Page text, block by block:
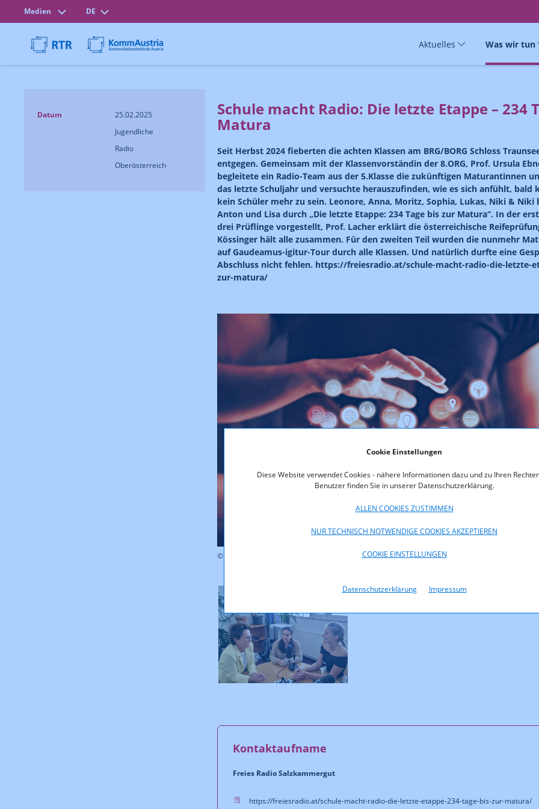
Cookie Einstellungen
Diese Website verwendet Cookies - nähere Informationen dazu und zu Ihren
Benutzer finden Sie in unserer Datenschutzerklärung.
ALLEN COOKIES ZUSTIMMEN
NUR TECHNISCH NOTWENDIGE COOKIES AKZEPTIEREN
COOKIE EINSTELLUNGEN
Datenschutzerklärung Impressum
Medien DE
Aktuelles Was wir tun
Datum
25.02.2025
Jugendliche
Radio
Oberösterreich
Schule macht Radio: Die letzte Etappe – 234
Matura
Seit Herbst 2024 fieberten die achten Klassen am BRG/BORG Schloss
entgegen. Gemeinsam mit der Klassenvorständin der 8.ORG, Prof. Ursula
begleitete ein Radio-Team aus der 5.Klasse die zukünftigen Maturantinnen
das letzte Schuljahr und versuchte herauszufinden, wie es sich anfühlt, bald
kein Schüler mehr zu sein. Leonore, Anna, Moritz, Sophia, Lukas, Niki & Niki
Anton und Lisa durch „Die letzte Etappe: 234 Tage bis zur Matura“. In der
drei Prüflinge vorgestellt, Prof. Lacher erklärt die österreichische
Kössinger hält alle zusammen. Für den zweiten Teil wurden die nunmehr
auf Gaudeamus-igitur-Tour durch alle Klassen. Und natürlich durfte eine
Abschluss nicht fehlen. https://freiesradio.at/schule-macht-radio-die-letzte-
zur-matura/
© iStock.com/ipopba
Kontaktaufname
Freies Radio Salzkammergut
https://freiesradio.at/schule-macht-radio-die-letzte-etappe-234-tage-bis-zur-matura/